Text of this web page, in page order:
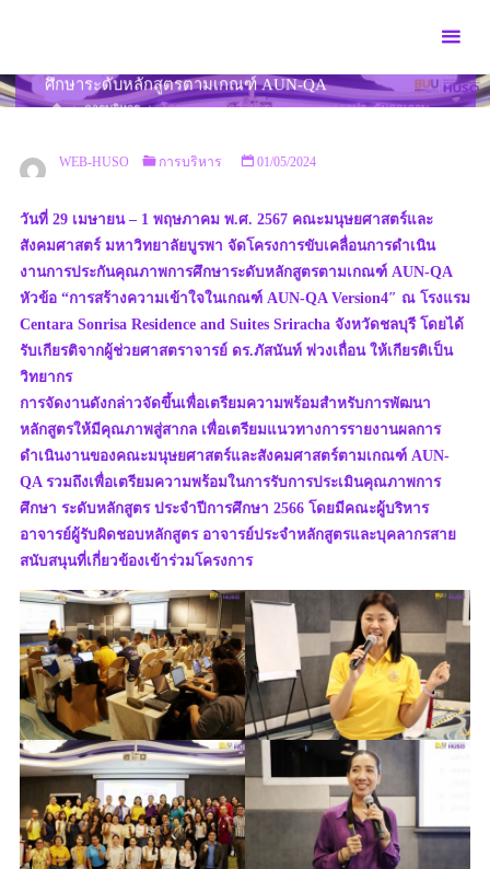
ศึกษาระดับหลักสูตรตามเกณฑ์ AUN-QA
HOMEการบริหาร
โครงการขับเคลื่อนการดำเนินงานการประกันคุณภาพ
WEB-HUSO การบริหาร 01/05/2024
วันที่ 29 เมษายน – 1 พฤษภาคม พ.ศ. 2567 คณะมนุษยศาสตร์และ
สังคมศาสตร์ มหาวิทยาลัยบูรพา จัดโครงการขับเคลื่อนการดำเนิน
งานการประกันคุณภาพการศึกษาระดับหลักสูตรตามเกณฑ์ AUN-QA
หัวข้อ “การสร้างความเข้าใจในเกณฑ์ AUN-QA Version4″ ณ โรงแรม
Centara Sonrisa Residence and Suites Sriracha จังหวัดชลบุรี โดยได้
รับเกียรติจากผู้ช่วยศาสตราจารย์ ดร.ภัสนันท์ พ่วงเถื่อน ให้เกียรติเป็น
วิทยากร
การจัดงานดังกล่าวจัดขึ้นเพื่อเตรียมความพร้อมสำหรับการพัฒนา
หลักสูตรให้มีคุณภาพสู่สากล เพื่อเตรียมแนวทางการรายงานผลการ
ดำเนินงานของคณะมนุษยศาสตร์และสังคมศาสตร์ตามเกณฑ์ AUN-
QA รวมถึงเพื่อเตรียมความพร้อมในการรับการประเมินคุณภาพการ
ศึกษา ระดับหลักสูตร ประจำปีการศึกษา 2566 โดยมีคณะผู้บริหาร
อาจารย์ผู้รับผิดชอบหลักสูตร อาจารย์ประจำหลักสูตรและบุคลากรสาย
สนับสนุนที่เกี่ยวข้องเข้าร่วมโครงการ